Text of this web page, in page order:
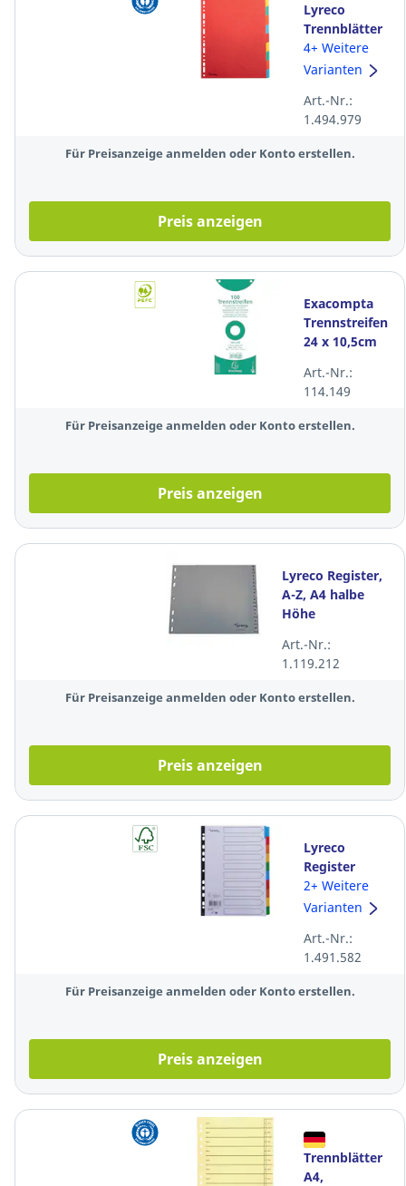
Lyreco
Trennblätter
blanko, A4,
Karton,
Farben, 10
Blatt, sortiert
4+ Weitere
Varianten
Art.-Nr.:
1.494.979
Für Preisanzeige anmelden oder Konto erstellen.
Preis anzeigen
Exacompta
Trennstreifen
24 x 10,5cm
100 Stück
Art.-Nr.:
114.149
Für Preisanzeige anmelden oder Konto erstellen.
Preis anzeigen
Lyreco Register,
A-Z, A4 halbe
Höhe
mm), Kunststoff,
20 Blatt, grau
Art.-Nr.:
1.119.212
Für Preisanzeige anmelden oder Konto erstellen.
Preis anzeigen
Lyreco
Register
Premium
blanko, A4,
10 Blatt,
farbig
2+ Weitere
Varianten
Art.-Nr.:
1.491.582
Für Preisanzeige anmelden oder Konto erstellen.
Preis anzeigen
Trennblätter
A4,